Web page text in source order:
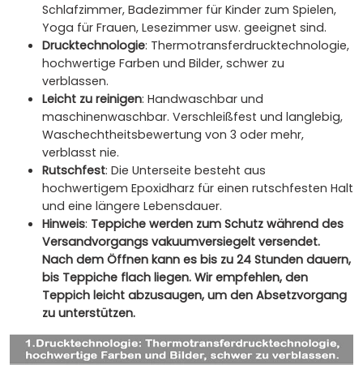
Schlafzimmer, Badezimmer für Kinder zum Spielen,
Yoga für Frauen, Lesezimmer usw. geeignet sind.
Drucktechnologie: Thermotransferdrucktechnologie,
hochwertige Farben und Bilder, schwer zu
verblassen.
Leicht zu reinigen: Handwaschbar und
maschinenwaschbar. Verschleißfest und langlebig,
Waschechtheitsbewertung von 3 oder mehr,
verblasst nie.
Rutschfest: Die Unterseite besteht aus
hochwertigem Epoxidharz für einen rutschfesten Halt
und eine längere Lebensdauer.
Hinweis: Teppiche werden zum Schutz während des
Versandvorgangs vakuumversiegelt versendet.
Nach dem Öffnen kann es bis zu 24 Stunden dauern,
bis Teppiche flach liegen. Wir empfehlen, den
Teppich leicht abzusaugen, um den Absetzvorgang
zu unterstützen.